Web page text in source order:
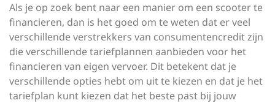
Als je op zoek bent naar een manier om een scooter te
financieren, dan is het goed om te weten dat er veel
verschillende verstrekkers van consumentencredit zijn
die verschillende tariefplannen aanbieden voor het
financieren van eigen vervoer. Dit betekent dat je
verschillende opties hebt om uit te kiezen en dat je het
tariefplan kunt kiezen dat het beste past bij jouw